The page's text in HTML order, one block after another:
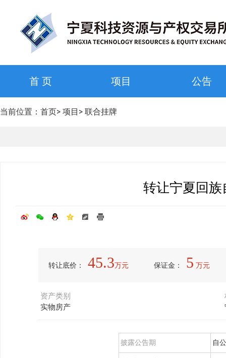
首 页 项目 公告
当前位置： 首页> 项目 > 联合挂牌
转让宁夏回
转让底价： 45.3万元 保证金： 5 万元
资产类别
实物房产
披露公告期 自